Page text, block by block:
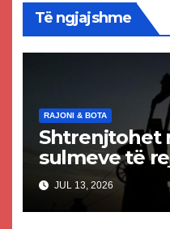
Të ngjajshme
RAJONI & BOTA
Shtrenjtohet
sulmeve të
JUL 13, 2026